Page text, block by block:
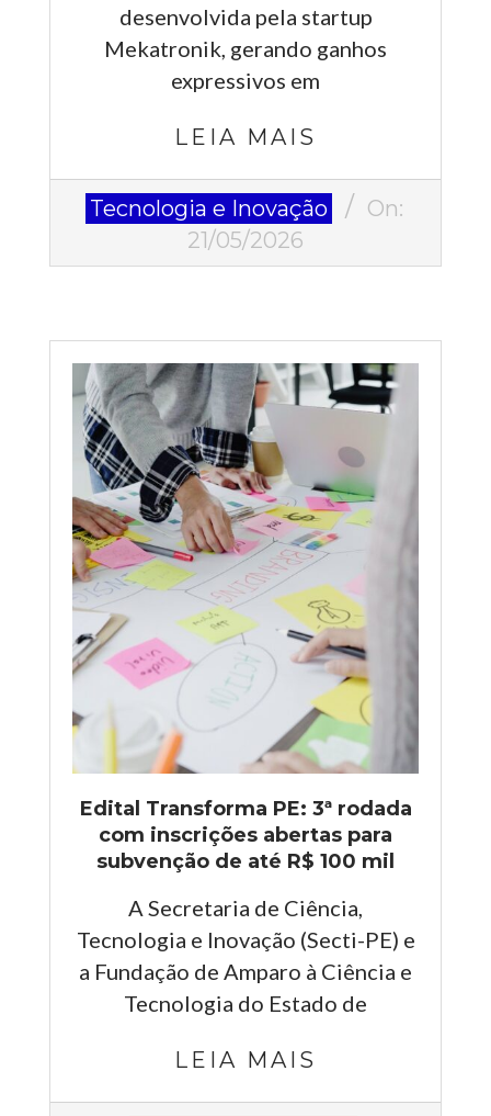
desenvolvida pela startup
Mekatronik, gerando ganhos
expressivos em
LEIA MAIS
2026-
Tecnologia e Inovação
On:
21/05/2026
Edital Transforma PE: 3ª rodada
com inscrições abertas para
subvenção de até R$ 100 mil
A Secretaria de Ciência,
Tecnologia e Inovação (Secti-PE) e
a Fundação de Amparo à Ciência e
Tecnologia do Estado de
LEIA MAIS